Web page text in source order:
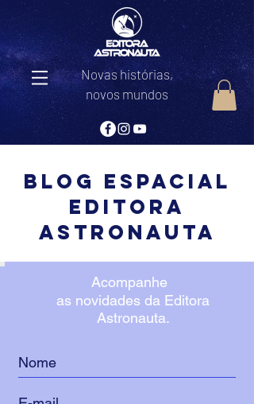
Novas histórias,
novos mundos
Blog Espacial
editora
astronauta
Acompanhe
as novidades da Editora
Astronauta.